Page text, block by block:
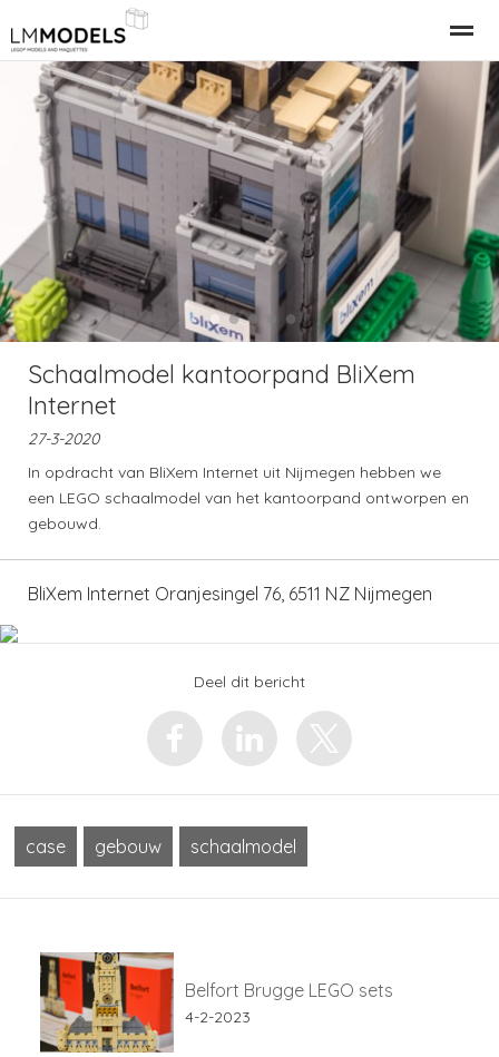
Relatiegeschenk Bedrijfspand LEGO Gebouwen LEGO
E-mail
● ● ● ●
Schaalmodel kantoorpand BliXem
Internet
27-3-2020
In opdracht van BliXem Internet uit Nijmegen hebben we
een LEGO schaalmodel van het kantoorpand ontworpen en
gebouwd.
BliXem Internet Oranjesingel 76, 6511 NZ Nijmegen
Deel dit bericht
case gebouw schaalmodel
Belfort Brugge LEGO sets
4-2-2023